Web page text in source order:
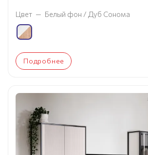
Цвет — Белый фон / Дуб Сонома
Подробнее